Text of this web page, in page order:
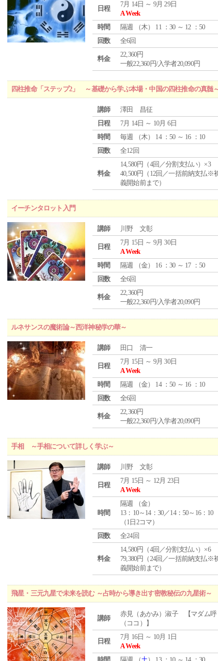
日程
7月 14日 ～ 9月 29日
A Week
時間
隔週 （木） 11 ：30 ～ 12 ：50
回数
全6回
料金
22,360円
一般22,360円/入学者20,090円
四柱推命「ステップ2」 ～基礎から学ぶ本場・中国の四柱推命の真髄
講師
澤田 昌征
日程
7月 14日 ～ 10月 6日
時間
毎週 （木） 14 ：50 ～ 16 ：10
回数
全12回
料金
14,580円（4回／分割支払い）×3
40,500円（12回／一括前納支払※
義開始前まで）
イーチンタロット入門
講師 川野 文彰
日程
7月 15日 ～ 9月 30日
A Week
時間
隔週 （金） 16 ：30 ～ 17 ：50
回数
全6回
料金
22,360円
一般22,360円/入学者20,090円
ルネサンスの魔術論～西洋神秘学の華～
講師 田口 清一
日程
7月 15日 ～ 9月 30日
A Week
時間
隔週 （金） 14 ：50 ～ 16 ：10
回数
全6回
料金
22,360円
一般22,360円/入学者20,090円
手相 ～手相について詳しく学ぶ～
講師 川野 文彰
日程
7月 15日 ～ 12月 23日
A Week
時間
隔週 （金）
13：10～14：30／14：50～16：10
（1日2コマ）
回数
全24回
料金
14,580円（4回／分割支払い）×6
79,380円（24回／一括前納支払※
義開始前まで）
飛星・三元九星で未来を読む ～占時から導き出す密教秘伝の九星術～
講師
赤見（あかみ）淑子 【マダム呼
（ココ）】
日程
7月 16日 ～ 10月 1日
A Week